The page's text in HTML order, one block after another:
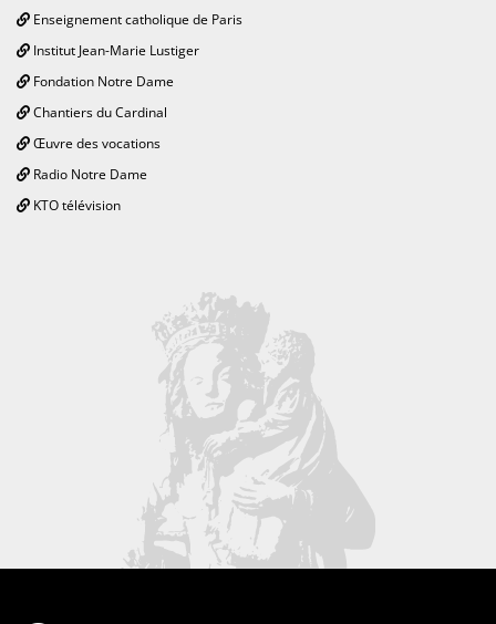
Enseignement catholique de Paris
Institut Jean-Marie Lustiger
Fondation Notre Dame
Chantiers du Cardinal
Œuvre des vocations
Radio Notre Dame
KTO télévision